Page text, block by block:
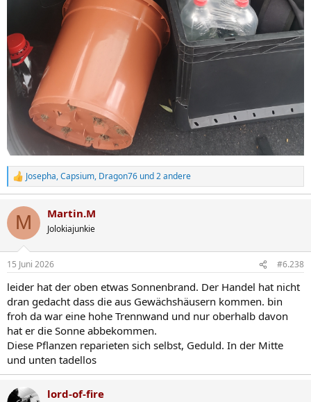
R
e
k
i
n
e
n
:
Josepha,Capsium, Dragon76 und 2 andere
M Martin.M
Jolokiajunkie
15 Juni 2026 #6.238
leider hat der oben etwas Sonnenbrand. Der Handel hat nicht
dran gedacht dass die aus Gewächshäusern kommen. bin
froh da war eine hohe Trennwand und nur oberhalb davon
hat er die Sonne abbekommen.
Diese Pflanzen reparieten sich selbst, Geduld. In der Mitte
und unten tadellos
lord-of-fire